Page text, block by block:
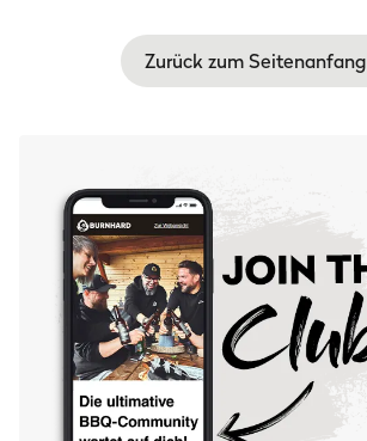
Zurück zum Seitenanfang